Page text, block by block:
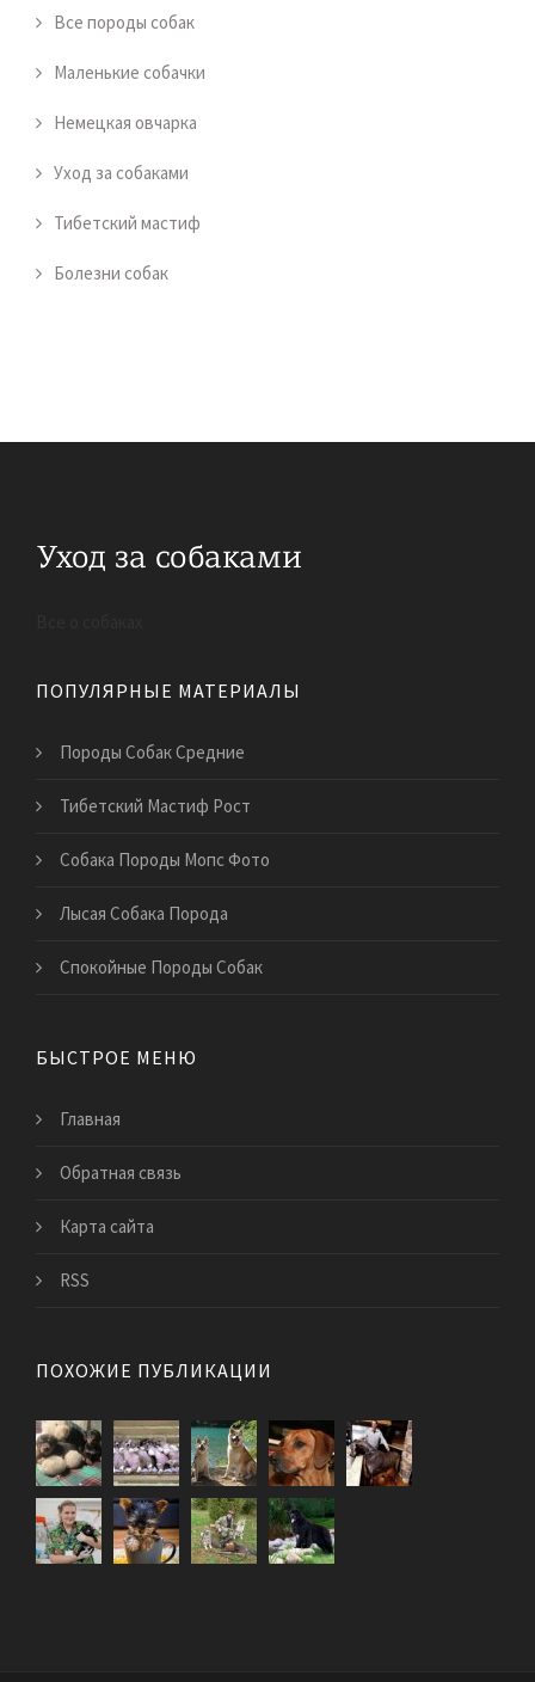
Все породы собак
Маленькие собачки
Немецкая овчарка
Уход за собаками
Тибетский мастиф
Болезни собак
ПОПУЛЯРНЫЕ МАТЕРИАЛЫ
Породы Собак Средние
Тибетский Мастиф Рост
Собака Породы Мопс Фото
Лысая Собака Порода
Спокойные Породы Собак
БЫСТРОЕ МЕНЮ
Главная
Обратная связь
Карта сайта
RSS
ПОХОЖИЕ ПУБЛИКАЦИИ